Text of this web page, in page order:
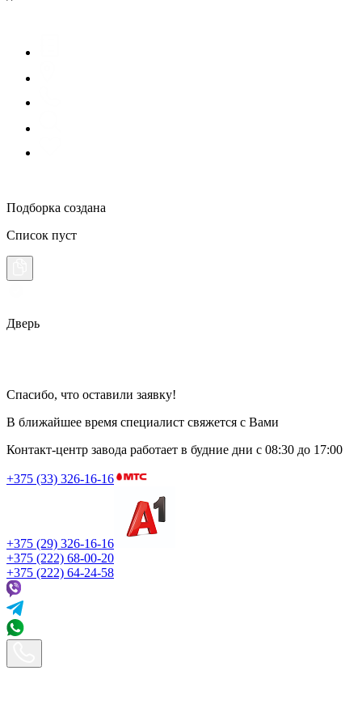
Подборка создана
Список пуст
Дверь
Спасибо, что оставили заявку!
В ближайшее время специалист свяжется с Вами
Контакт-центр завода работает в будние дни с 08:30 до 17:00
+375 (33) 326-16-16
+375 (29) 326-16-16
+375 (222) 68-00-20
+375 (222) 64-24-58